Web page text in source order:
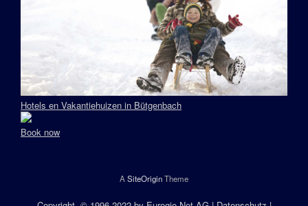
Hotels en Vakantiehuizen in Bütgenbach
Book now
A SiteOriginTheme